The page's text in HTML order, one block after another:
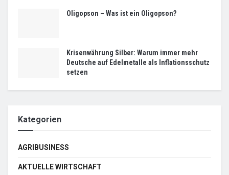
Oligopson – Was ist ein Oligopson?
Krisenwährung Silber: Warum immer mehr
Deutsche auf Edelmetalle als Inflationsschutz
setzen
Kategorien
AGRIBUSINESS
AKTUELLE WIRTSCHAFT